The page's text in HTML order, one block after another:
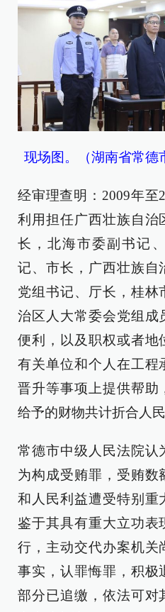
现场图。（湖南省常德
经审理查明：2009年至
利用担任广西壮族自治
长，北海市委副书记
记、市长，广西壮族自
党组书记、厅长，桂林
治区人大常委会党组成
便利，以及职权或者地
有关单位和个人在工程
晋升等事项上提供帮助
给予的财物共计折合人民
常德市中级人民法院认
为构成受贿罪，受贿数
和人民利益遭受特别重
鉴于其具有重大立功表
行，主动交代办案机关
事实，认罪悔罪，积极
部分已追缴，依法可对